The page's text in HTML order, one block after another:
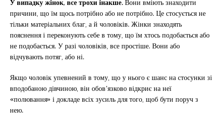
причини, що їм щось потрібно або не потрібно. Це стосується не
тільки матеріальних благ, а й чоловіків. Жінки знаходять
пояснення і переконують себе в тому, що їм хтось подобається або
не подобається. У разі чоловіків, все простіше. Вони або
відчувають потяг, або ні.
Якщо чоловік упевнений в тому, що у нього є шанс на стосунки зі
вподобаною дівчиною, він обов’язково відкриє на неї
«полювання» і докладе всіх зусиль для того, щоб бути поруч з
нею.